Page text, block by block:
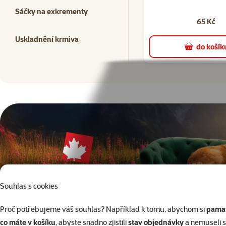
Souhlas s cookies
Proč potřebujeme váš souhlas? Například k tomu, abychom si
co máte v košíku, abyste snadno zjistilistav objednávkya nemuseli
Sáčky na exkrementy
Uskladnění krmiva
65 Kč
do
superzoo.product.detail.content